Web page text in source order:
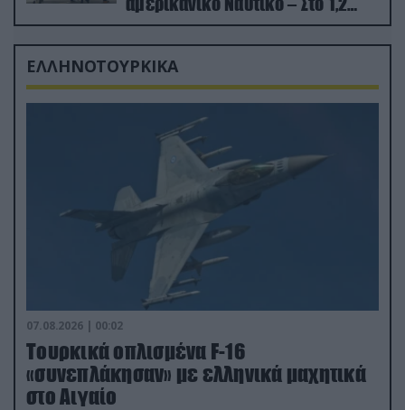
δισ.δολάρια το κόστος
ΕΛΛΗΝΟΤΟΥΡΚΙΚΑ
07.08.2026 | 00:02
Τουρκικά οπλισμένα F-16
«συνεπλάκησαν» με ελληνικά μαχητικά
στο Αιγαίο